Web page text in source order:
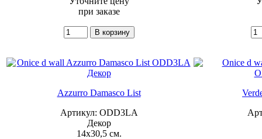
при заказе
Azzurro Damasco List
Артикул: ODD3LA
Декор
14x30,5 см.